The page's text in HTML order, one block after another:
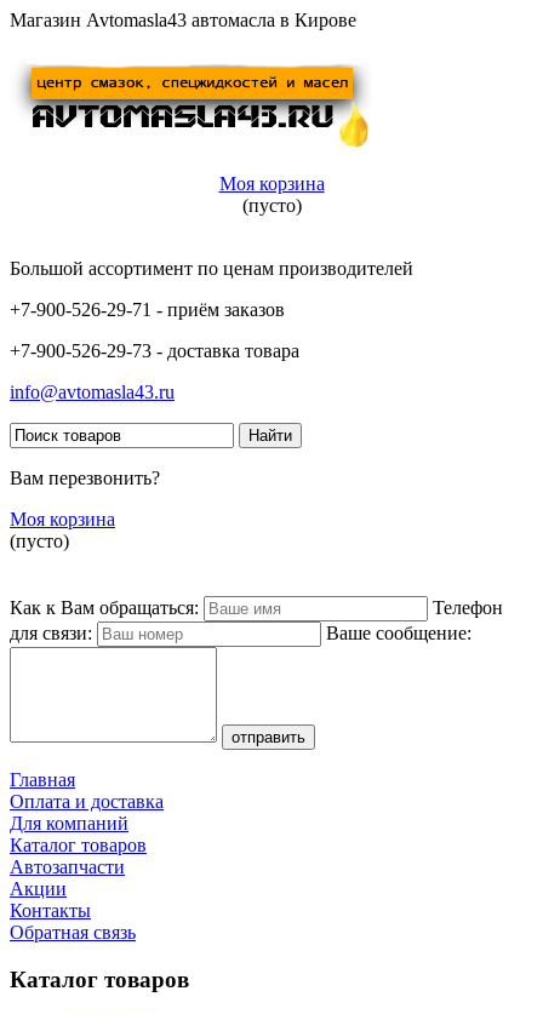
Магазин Avtomasla43 автомасла в Кирове
Моя корзина
(пусто)
Большой ассортимент по ценам производителей
+7-900-526-29-71 - приём заказов
+7-900-526-29-73 - доставка товара
info@avtomasla43.ru
Вам перезвонить?
Моя корзина
(пусто)
Как к Вам обращаться:
Телефон
для связи:
Ваше сообщение:
Главная
Оплата и доставка
Для компаний
Каталог товаров
Автозапчасти
Акции
Контакты
Обратная связь
Каталог товаров